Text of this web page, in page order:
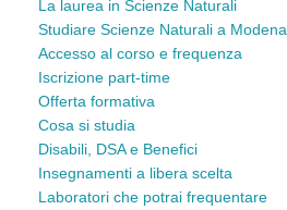
La laurea in Scienze Naturali
Studiare Scienze Naturali a Modena
Accesso al corso e frequenza
Iscrizione part-time
Offerta formativa
Cosa si studia
Disabili, DSA e Benefici
Insegnamenti a libera scelta
Laboratori che potrai frequentare